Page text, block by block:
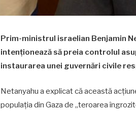
Prim-ministrul israelian Benjamin
intenționează să preia controlul
instaurarea unei guvernări civile
Netanyahu a explicat că această
populația din Gaza de „teroarea